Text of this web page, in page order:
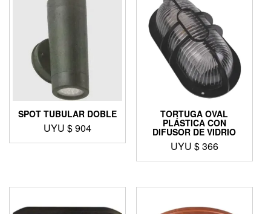
SPOT TUBULAR DOBLE
UYU $904
TORTUGA OVAL
PLÁSTICA CON
DIFUSOR DE VIDRIO
UYU $366